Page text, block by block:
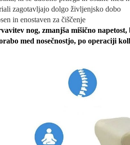
zagotavljajo dolgo življenjsko dobo
in enostaven za čiščenje
nog, zmanjša mišično napetost,
med nosečnostjo, po operaciji